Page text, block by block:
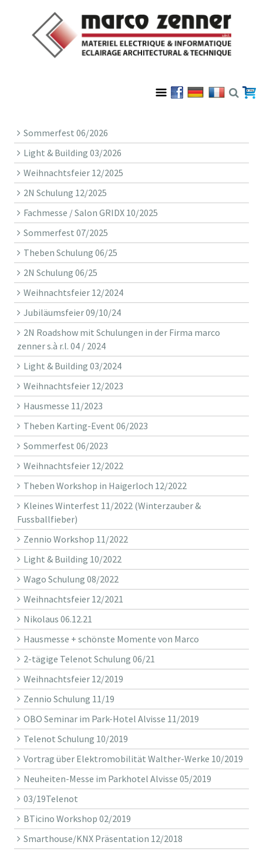
Sommerfest 06/2026
Light & Building 03/2026
Weihnachtsfeier 12/2025
2N Schulung 12/2025
Fachmesse / Salon GRIDX 10/2025
Sommerfest 07/2025
Theben Schulung 06/25
2N Schulung 06/25
Weihnachtsfeier 12/2024
Jubiläumsfeier 09/10/24
2N Roadshow mit Schulungen in der Firma marco
zenner s.à r.l. 04 / 2024
Light & Building 03/2024
Weihnachtsfeier 12/2023
Hausmesse 11/2023
Theben Karting-Event 06/2023
Sommerfest 06/2023
Weihnachtsfeier 12/2022
Theben Workshop in Haigerloch 12/2022
Kleines Winterfest 11/2022 (Winterzauber &
Fussballfieber)
Zennio Workshop 11/2022
Light & Building 10/2022
Wago Schulung 08/2022
Weihnachtsfeier 12/2021
Nikolaus 06.12.21
Hausmesse + schönste Momente von Marco
2-tägige Telenot Schulung 06/21
Weihnachtsfeier 12/2019
Zennio Schulung 11/19
OBO Seminar im Park-Hotel Alvisse 11/2019
Telenot Schulung 10/2019
Vortrag über Elektromobilität Walther-Werke 10/2019
Neuheiten-Messe im Parkhotel Alvisse 05/2019
03/19Telenot
BTicino Workshop 02/2019
Smarthouse/KNX Präsentation 12/2018